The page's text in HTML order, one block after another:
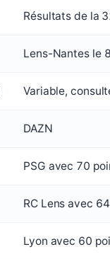
Résultats de la
Lens-Nantes le
Variable,
DAZN
PSG avec 70
RC Lens avec
Lyon avec 60